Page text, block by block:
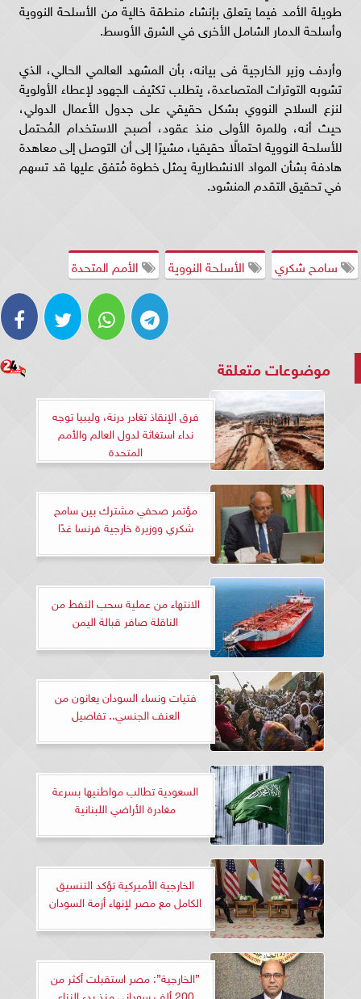
طويلة الأمد فيما يتعلق بإنشاء منطقة خالية من الأسلحة النووية
وأسلحة الدمار الشامل الأخرى في الشرق الأوسط.
وأردف وزير الخارجية فى بيانه، بأن المشهد العالمي الحالي، الذي
تشوبه التوترات المتصاعدة، يتطلب تكثيف الجهود لإعطاء الأولوية
لنزع السلاح النووي بشكل حقيقي على جدول الأعمال الدولي،
حيث أنه، وللمرة الأولى منذ عقود، أصبح الاستخدام المُحتمل
للأسلحة النووية احتمالًا حقيقيا، مشيرًا إلى أن التوصل إلى معاهدة
هادفة بشأن المواد الانشطارية يمثل خطوة مُتفق عليها قد تسهم
في تحقيق التقدم المنشود.
سامح شكري الأسلحة النووية الأمم المتحدة
موضوعات متعلقة
فرق الإنقاذ تغادر درنة، وليبيا توجه
نداء استغاثة لدول العالم والأمم
المتحدة
مؤتمر صحفي مشترك بين سامح
شكري ووزيرة خارجية فرنسا غدًا
الانتهاء من عملية سحب النفط من
الناقلة صافر قبالة اليمن
فتيات ونساء السودان يعانون من
العنف الجنسي.. تفاصيل
السعودية تطالب مواطنيها بسرعة
مغادرة الأراضي اللبنانية
الخارجية الأميركية تؤكد التنسيق
الكامل مع مصر لإنهاء أزمة السودان
”الخارجية”: مصر استقبلت أكثر من
200 ألف سوداني منذ بدء النزاع